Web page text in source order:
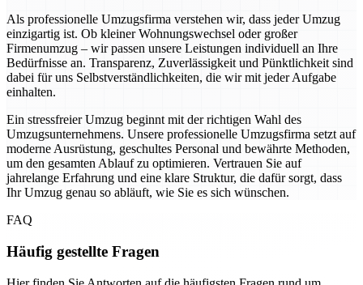
Als professionelle Umzugsfirma verstehen wir, dass jeder Umzug
einzigartig ist. Ob kleiner Wohnungswechsel oder großer
Firmenumzug – wir passen unsere Leistungen individuell an Ihre
Bedürfnisse an. Transparenz, Zuverlässigkeit und Pünktlichkeit sind
dabei für uns Selbstverständlichkeiten, die wir mit jeder Aufgabe
einhalten.
Ein stressfreier Umzug beginnt mit der richtigen Wahl des
Umzugsunternehmens. Unsere professionelle Umzugsfirma setzt auf
moderne Ausrüstung, geschultes Personal und bewährte Methoden,
um den gesamten Ablauf zu optimieren. Vertrauen Sie auf
jahrelange Erfahrung und eine klare Struktur, die dafür sorgt, dass
Ihr Umzug genau so abläuft, wie Sie es sich wünschen.
FAQ
Häufig gestellte Fragen